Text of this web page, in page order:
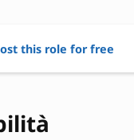
this role for free